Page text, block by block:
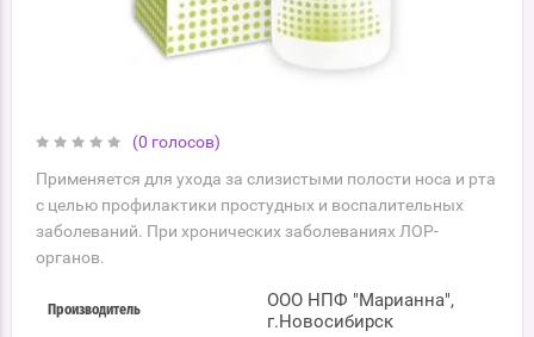
(0 голосов)
Применяется для ухода за слизистыми полости носа и рта
с целью профилактики простудных и воспалительных
заболеваний. При хронических заболеваниях ЛОР-
органов.
Производитель
ООО НПФ "Марианна",
г.Новосибирск